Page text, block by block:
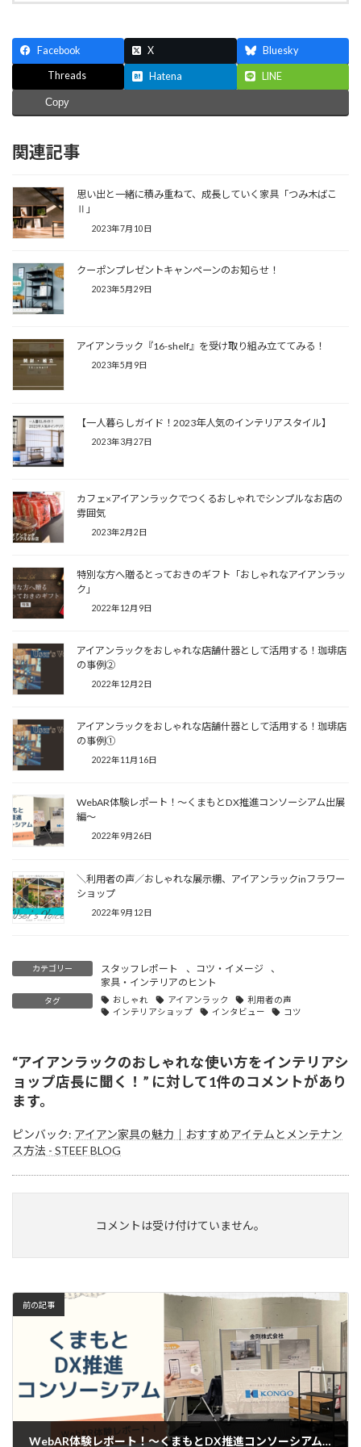
Facebook X Bluesky
Threads Hatena LINE
Copy
関連記事
思い出と一緒に積み重ねて、成長していく家具「つみ木ばこ
Ⅱ」
2023年7月10日
クーポンプレゼントキャンペーンのお知らせ！
2023年5月29日
アイアンラック『16-shelf』を受け取り組み立ててみる！
2023年5月9日
【一人暮らしガイド！2023年人気のインテリアスタイル】
2023年3月27日
カフェ×アイアンラックでつくるおしゃれでシンプルなお店の
雰囲気
2023年2月2日
特別な方へ贈るとっておきのギフト「おしゃれなアイアンラッ
ク」
2022年12月9日
アイアンラックをおしゃれな店舗什器として活用する！珈琲店
の事例②
2022年12月2日
アイアンラックをおしゃれな店舗什器として活用する！珈琲店
の事例①
2022年11月16日
WebAR体験レポート！～くまもとDX推進コンソーシアム出展
編～
2022年9月26日
＼利用者の声／おしゃれな展示棚、アイアンラックinフラワー
ショップ
2022年9月12日
カテゴリー スタッフレポート 、 コツ・イメージ
、
家具・インテリアのヒント
タグ おしゃれ アイアンラック
利用者の声
インテリアショップ
インタビュー コツ
“アイアンラックのおしゃれな使い方をインテリアシ
ョップ店長に聞く！ ” に対して1件のコメントがあり
ます。
ピンバック: アイアン家具の魅力｜おすすめアイテムとメンテナン
ス方法 - STEEF BLOG
コメントは受け付けていません。
前の記事
WebAR体験レポート！～くまもとDX推進コンソーシアム出展編～